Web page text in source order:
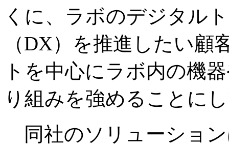
くに、ラボのデジタル
（DX）を推進したい顧
トを中心にラボ内の機
り組みを強めることに
同社のソリューショ